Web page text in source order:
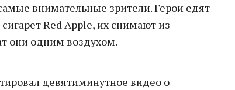
внимательные зрители. Герои едят
Red Apple, их снимают из
они одним воздухом.
девятиминутное видео о